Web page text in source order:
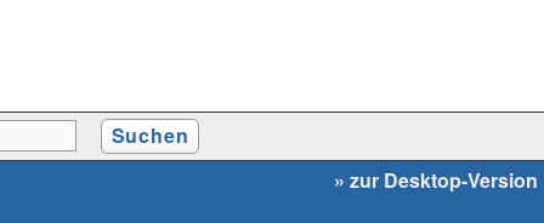
» zur Desktop-Version